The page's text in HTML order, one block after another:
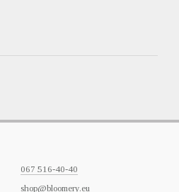
067 516-40-40
shop@bloomery.eu